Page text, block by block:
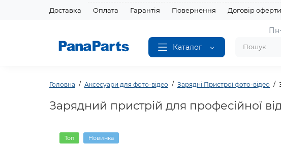
Доставка Оплата Гарантія Повернення Договір оферти
Каталог
Головна Аксесуари для фото-відео Зарядні Пристрої фото-відео
Зарядний пристрій для професійної
Топ Новинка